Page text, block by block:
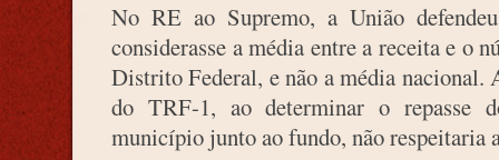
No RE ao Supremo, a União
considerasse a média entre a receita e o
Distrito Federal, e não a média nacional.
do TRF-1, ao determinar o repasse
município junto ao fundo, não respeitaria